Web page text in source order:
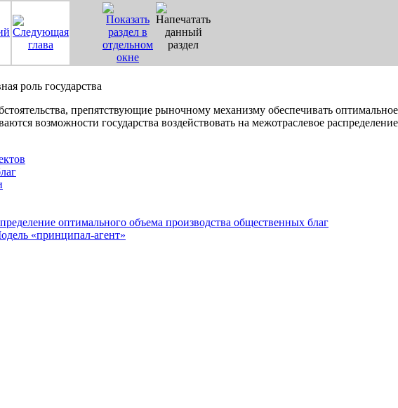
роль государства
препятствующие рыночному механизму обеспечивать
возможности государства воздействовать на межотраслевое
оптимального объема производства общественных благ
«принципал-агент»